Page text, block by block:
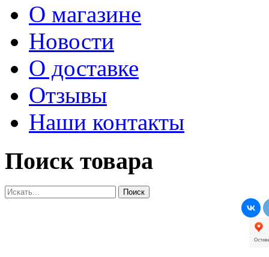
О магазине
Новости
О доставке
Отзывы
Наши контакты
Поиск товара